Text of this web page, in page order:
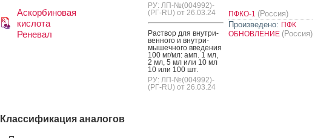
Аскорбиновая
кислота
Реневал
РУ: ЛП-№(004992)-
(РГ-RU) от 26.03.24
Рас­твор для внут­ри­
вен­но­го и внут­ри­
мышеч­но­го вве­дения
100 мг/мл: амп. 1 мл,
2 мл, 5 мл или 10 мл
10 или 100 шт.
РУ: ЛП-№(004992)-
(РГ-RU) от 26.03.24
ПФКО-1 (Россия)
Произведено: ПФК
ОБНОВЛЕНИЕ (Россия)
Классификация аналогов